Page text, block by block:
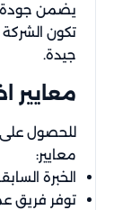
يضمن جودة
تكون
جيدة.
معايير
للحصول
معايير:
الخبرة
توفر